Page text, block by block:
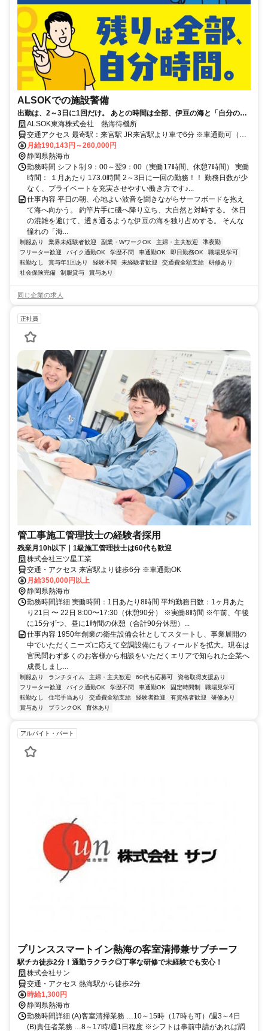
ALSOKでの施設警備
出勤は、2～3日に1回だけ。 あとの時間は全部、伊豆の海と「自分の人
生」に使おう。
ALSOK東海株式会社 熱海待機所
交通アクセス 最寄駅：来宮駅 JR来宮駅より車で6分 ※車通勤可（駐
車場あり） 【アクセス方法】 熱海駅 来宮駅 網代駅 伊豆多賀駅 伊東
駅 伊豆高原駅 宇佐美駅 川奈駅 南伊東駅 城ヶ崎海岸駅 富戸駅 三島駅
大場駅 三島広小路駅 三島二日町駅 三島田町駅 伊豆長岡駅 韮山駅 田
京駅 大仁駅 原木駅
月給190,143円～260,000円
静岡県熱海市
勤務時間 シフト制 9：00～翌9：00（実働17時間、休憩7時間） 実働
時間： １月あたり 173.0時間 2～3日に一回の勤務！！ 勤務日数が少
なく、プライベートを充実させやすい働き方です♪...
仕事内容 平日の朝、心地よい波音を聞きながらサーフボードを抱え
て海へ向かう。 釣竿片手に磯へ降り立ち、大自然と対峙する。 休日
の混雑を避けて、透き通るような伊豆の海を独り占めする。 そんな
憧れの「海...
制服あり 業界未経験者歓迎 副業・WワークOK 主婦・主夫歓迎
準夜勤
フリーター歓迎
バイク通勤OK 学歴不問 車通勤OK 即日勤務OK
職場見学可
転勤なし
賞与年1回あり 経験不問 未経験者歓迎 交通費全額支給
研修あり
社会保険完備
制服貸与 賞与あり
同じ企業の求人
正社員
管工事施工管理技士の経験者採用
残業月10h以下｜1級施工管理技士は60代も歓迎
株式会社三ツ星工業
交通・アクセス 来宮駅より徒歩6分 ※車通勤OK
月給350,000円以上
静岡県熱海市
勤務時間詳細 実働時間：1日あたり8時間 平均勤務日数：1ヶ月あた
り21日 〜 22日 8:00〜17:30（休憩90分） ※実働8時間 ※午前、午後
に15分ずつ、昼に1時間の休憩（合計90分休憩）...
仕事内容 1950年創業の衛生設備会社としてスタートし、事業展開の
中でいただくニーズに応えて空調設備にもフィールドを拡大。現在は
官民問わず多くのお客様から相談をいただくエリアで知られた企業へ
成長しまし...
制服あり ランチタイム 主婦・主夫歓迎 60代も応募可
資格取得支援あり
フリーター歓迎
バイク通勤OK 学歴不問 車通勤OK 固定時間制
職場見学可
転勤なし
住宅手当あり 交通費全額支給 経験者歓迎 有資格者歓迎
研修あり
賞与あり
ブランクOK 育休あり
アルバイト・パート
プリンススマートイン熱海の客室清掃兼サブチーフ
駅チカ徒歩2分！通勤ラクラク◎丁寧な研修で未経験でも安心！
株式会社サン
交通・アクセス 熱海駅から徒歩2分
時給1,300円
静岡県熱海市
勤務時間詳細 (A)客室清掃業務 …10～15時（17時も可）/週3～4日
(B)責任者業務 …8～17時/週1日程度 ※シフトは事前申請があれば調